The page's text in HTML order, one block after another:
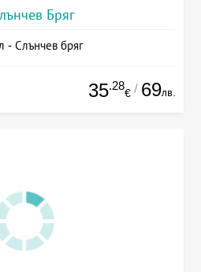
Бряг
- Слънчев бряг
35.28
€ / 69лв.